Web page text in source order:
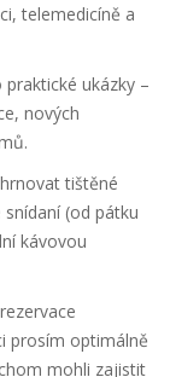
telemedicíně a
ukázky –
nových
tištěné
(od pátku
kávovou
prosím optimálně
mohli zajistit